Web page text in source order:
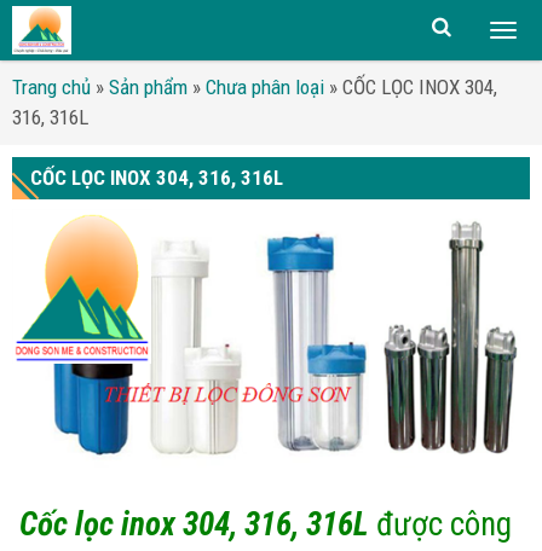
Trang chủ » Sản phẩm » Chưa phân loại » CỐC LỌC INOX 304,
316, 316L
CỐC LỌC INOX 304, 316, 316L
Cốc lọc inox 304, 316, 316L được công